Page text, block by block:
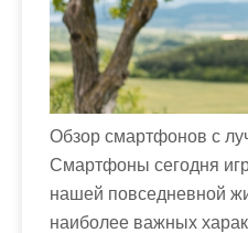
Обзор смартфонов с
Смартфоны сегодня
нашей повседневной
наиболее важных